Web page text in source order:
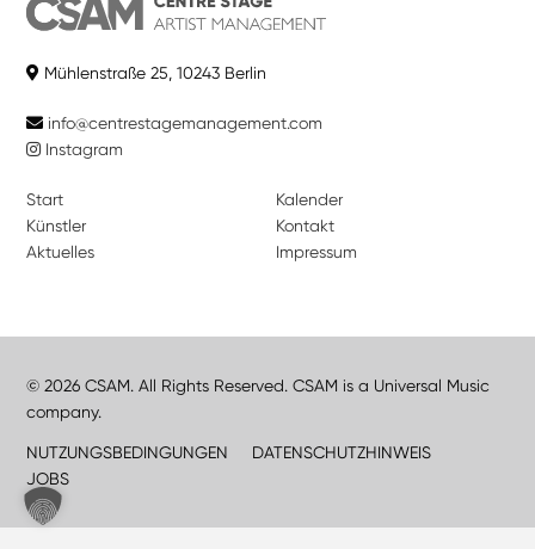
Mühlenstraße 25, 10243 Berlin
info@centrestagemanagement.com
Instagram
Start
Künstler
Aktuelles
Kalender
Kontakt
Impressum
© 2026 CSAM. All Rights Reserved. CSAM is a Universal Music
company.
NUTZUNGSBEDINGUNGEN
DATENSCHUTZHINWEIS
JOBS